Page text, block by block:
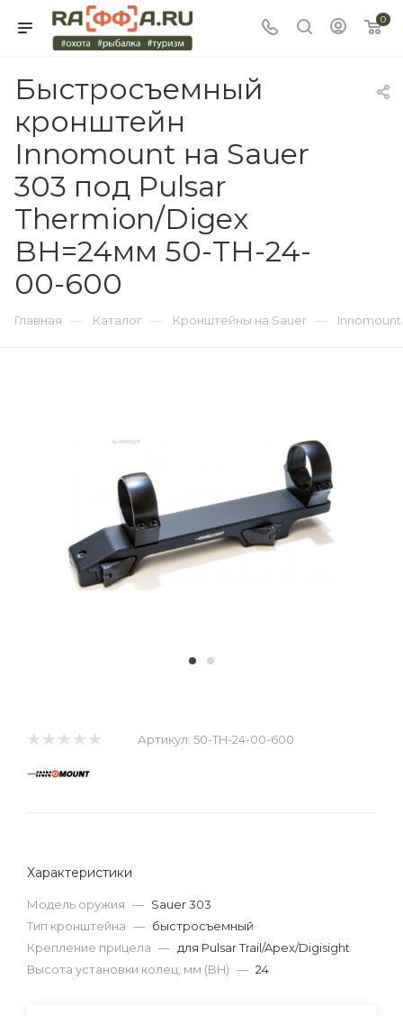
0
Быстросъемный
кронштейн
Innomount на Sauer
303 под Pulsar
Thermion/Digex
BH=24мм 50-TH-24-
00-600
Главная — Каталог — Кронштейны на Sauer — Innomount
Артикул: 50-TH-24-00-600
Характеристики
Модель оружия — Sauer 303
Тип кронштейна — быстросъемный
Крепление прицела — для Pulsar Trail/Apex/Digisight
Высота установки колец, мм (BH) — 24